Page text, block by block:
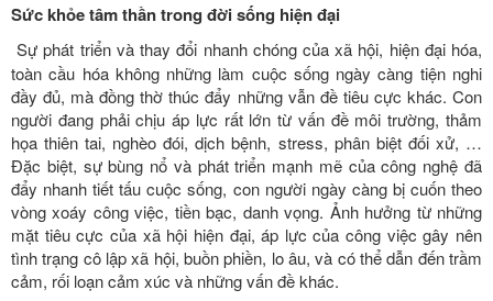
Sức khỏe tâm thần trong đời sống hiện đại
Sự phát triển và thay đổi nhanh chóng của xã hội, hiện đại hóa,
toàn cầu hóa không những làm cuộc sống ngày càng tiện nghi
đầy đủ, mà đồng thờ thúc đẩy những vẫn đề tiêu cực khác. Con
người đang phải chịu áp lực rất lớn từ vấn đề môi trường, thảm
họa thiên tai, nghèo đói, dịch bệnh, stress, phân biệt đối xử, …
Đặc biệt, sự bùng nổ và phát triển mạnh mẽ của công nghệ đã
đẩy nhanh tiết tấu cuộc sống, con người ngày càng bị cuốn theo
vòng xoáy công việc, tiền bạc, danh vọng. Ảnh hưởng từ những
mặt tiêu cực của xã hội hiện đại, áp lực của công việc gây nên
tình trạng cô lập xã hội, buồn phiền, lo âu, và có thể dẫn đến trầm
cảm, rối loạn cảm xúc và những vấn đề khác.